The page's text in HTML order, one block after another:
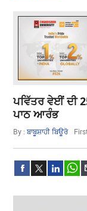
ਪਵਿੱਤਰ ਵੇਈਂ ਦੀ
ਪਾਠ ਆਰੰਭ
By :ਬਾਬੂਸ਼ਾਹੀ ਬਿਊਰੋ